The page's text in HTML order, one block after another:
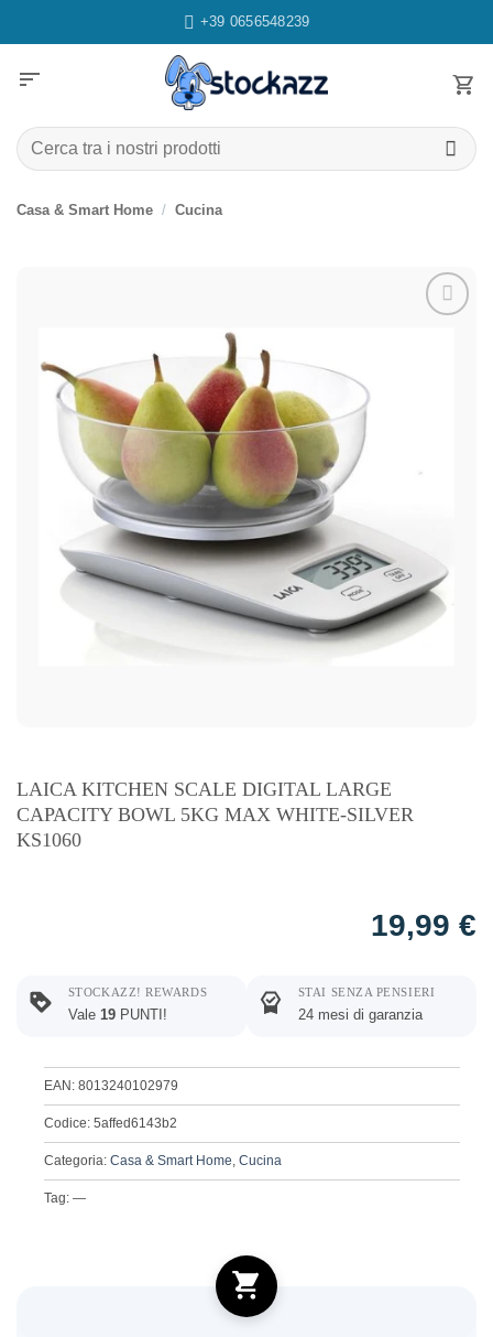
ai
+39 0656548239
sort
Cerca:
Casa & Smart Home / Cucina
LAICA KITCHEN SCALE DIGITAL LARGE
CAPACITY BOWL 5KG MAX WHITE-SILVER
KS1060
19,99 €
STOCKAZZ! REWARDS
Vale 19 PUNTI!
STAI SENZA PENSIERI
24 mesi di garanzia
EAN: 8013240102979
Codice: 5affed6143b2
Categoria: Casa & Smart Home, Cucina
Tag: —